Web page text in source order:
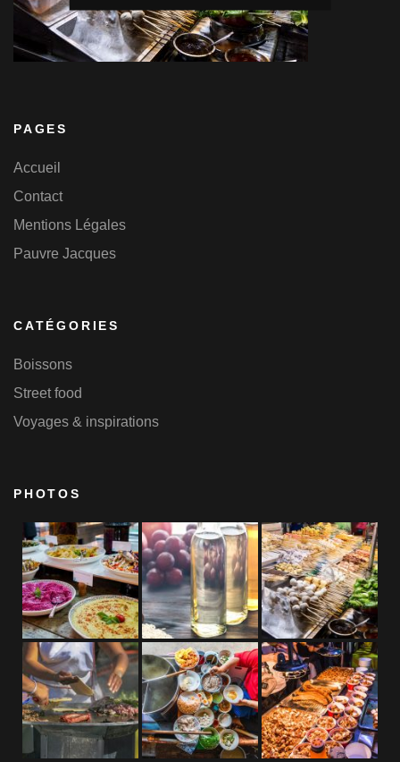
PAGES
Accueil
Contact
Mentions Légales
Pauvre Jacques
CATÉGORIES
Boissons
Street food
Voyages & inspirations
PHOTOS